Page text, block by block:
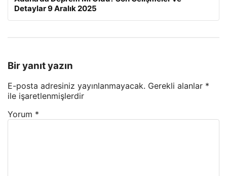
Detaylar 9 Aralık 2025
Bir yanıt yazın
E-posta adresiniz yayınlanmayacak. Gerekli alanlar *
ile işaretlenmişlerdir
Yorum *